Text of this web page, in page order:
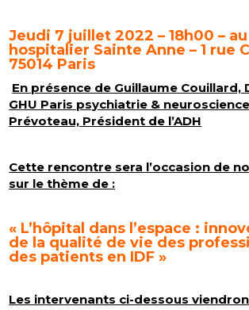
Jeudi 7 juillet 2022 – 18h00 –
hospitalier Sainte Anne – 1 rue
75014 Paris
En présence de Guillaume Couillard,
GHU Paris psychiatrie &
Prévoteau, Président de l’ADH
Cette rencontre sera l’occasion de
sur le thème de :
« L’hôpital dans l’espace :
de la qualité de vie des
des patients en IDF »
Les intervenants ci-dessous